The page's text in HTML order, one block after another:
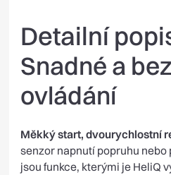
Detailní
Snadné a
ovládání
Měkký start, dvourychlostní
senzor napnutí popruhu
jsou funkce, kterými je HeliQ